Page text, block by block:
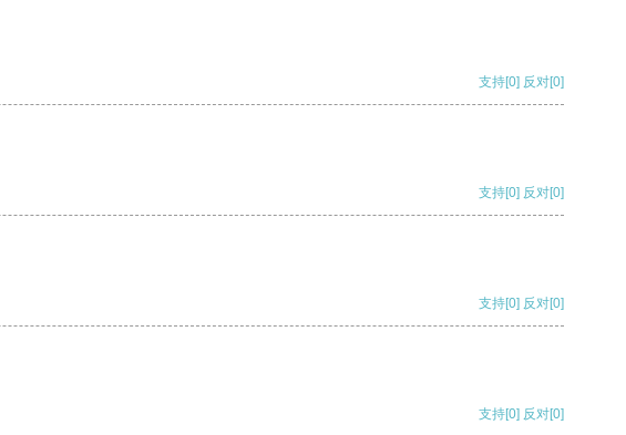
支持[0] 反对[0]
支持[0] 反对[0]
支持[0] 反对[0]
支持[0] 反对[0]